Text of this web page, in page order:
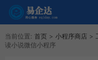
当前位置: 首页 > 小程序商店 >
读小说微信小程序